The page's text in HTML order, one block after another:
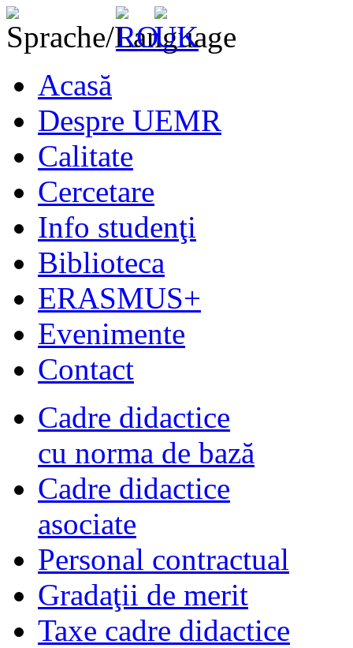
Acasă
Despre UEMR
Calitate
Cercetare
Info studenţi
Biblioteca
ERASMUS+
Evenimente
Contact
Cadre didactice
cu norma de bază
Cadre didactice
asociate
Personal contractual
Gradaţii de merit
Taxe cadre didactice